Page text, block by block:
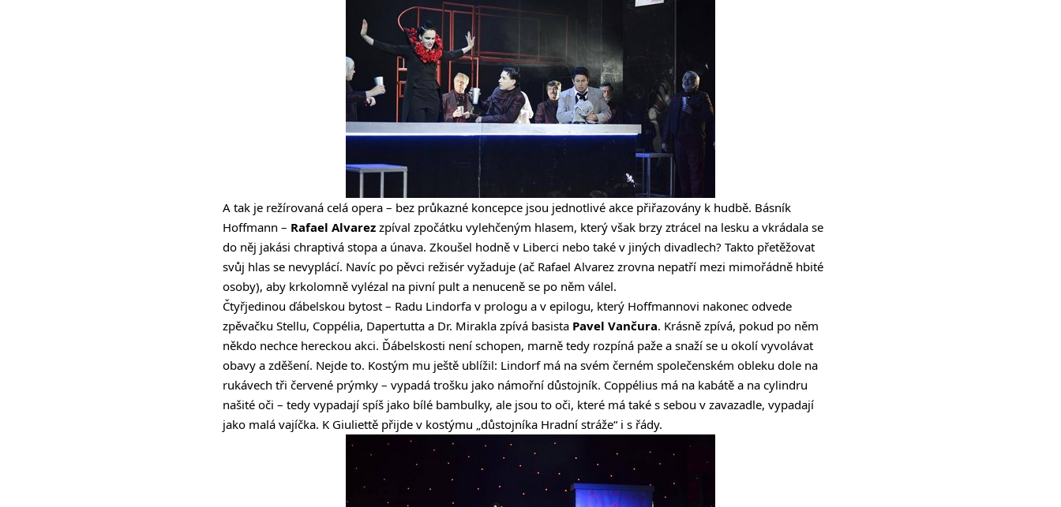
A tak je režírovaná celá opera – bez průkazné koncepce jsou jednotlivé akce přiřazovány k hudbě. Básník
Hoffmann – Rafael Alvarez zpíval zpočátku vylehčeným hlasem, který však brzy ztrácel na lesku a vkrádala se
do něj jakási chraptivá stopa a únava. Zkoušel hodně v Liberci nebo také v jiných divadlech? Takto přetěžovat
svůj hlas se nevyplácí. Navíc po pěvci režisér vyžaduje (ač Rafael Alvarez zrovna nepatří mezi mimořádně hbité
osoby), aby krkolomně vylézal na pivní pult a nenuceně se po něm válel.
Čtyřjedinou ďábelskou bytost – Radu Lindorfa v prologu a v epilogu, který Hoffmannovi nakonec odvede
zpěvačku Stellu, Coppélia, Dapertutta a Dr. Mirakla zpívá basista Pavel Vančura. Krásně zpívá, pokud po něm
někdo nechce hereckou akci. Ďábelskosti není schopen, marně tedy rozpíná paže a snaží se u okolí vyvolávat
obavy a zděšení. Nejde to. Kostým mu ještě ublížil: Lindorf má na svém černém společenském obleku dole na
rukávech tři červené prýmky – vypadá trošku jako námořní důstojník. Coppélius má na kabátě a na cylindru
našité oči – tedy vypadají spíš jako bílé bambulky, ale jsou to oči, které má také s sebou v zavazadle, vypadají
jako malá vajíčka. K Giuliettě přijde v kostýmu „důstojníka Hradní stráže“ i s řády.